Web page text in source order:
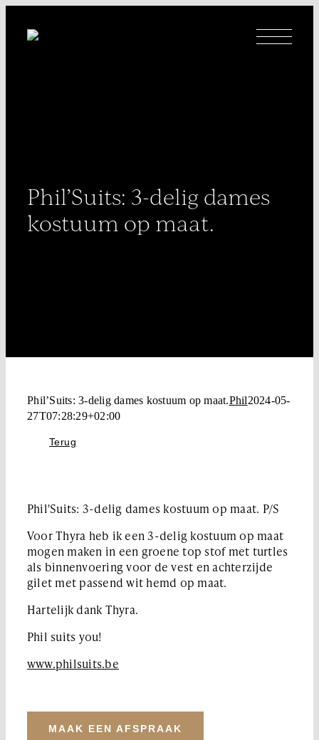
inhoud
Phil’Suits: 3-delig dames
kostuum op maat.
Phil’Suits: 3-delig dames kostuum op maat.Phil2024-05-
27T07:28:29+02:00
Terug
Phil'Suits: 3-delig dames kostuum op maat. P/S
Voor Thyra heb ik een 3-delig kostuum op maat
mogen maken in een groene top stof met turtles
als binnenvoering voor de vest en achterzijde
gilet met passend wit hemd op maat.
Hartelijk dank Thyra.
Phil suits you!
www.philsuits.be
MAAK EEN AFSPRAAK